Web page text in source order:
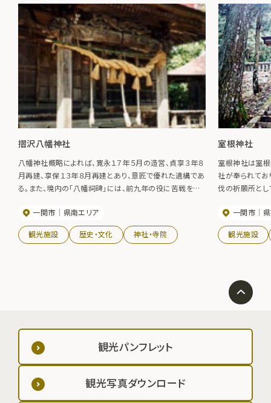
摺沢八幡神社
八幡神社概略によれば、寛永１７年５月の造営、貞享３年８
月再建、享保１３年８月再建とあり、意匠で優れた遺構であ
る。また、境内の「八幡祠碑」には、前九年の役に苦戦をし
で殿舎を造り祀ったと、記されている。本殿は県指定文化財
で、町指定文化財「蕨手刀」「摺沢八幡神社の鎧」などを所
蔵している。
一関市 県南エリア
観光施設 歴史・文化 神社・寺院
室根神社
室根神社は室根
社が奉られて
伐の祈願所と
上田村麻呂や
神社特別大祭
駆け下ります。
一関市
観光施設
観光パンフレット
観光写真ダウンロード